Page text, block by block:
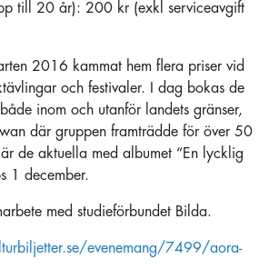
till 20 år): 200 kr (exkl serviceavgift
2016 kammat hem flera priser vid
och festivaler. I dag bokas de
inom och utanför landets gränser,
där gruppen framträdde för över 50
de aktuella med albumet “En lycklig
1 december.
med studieförbundet Bilda.
evenemang/7499/aora-